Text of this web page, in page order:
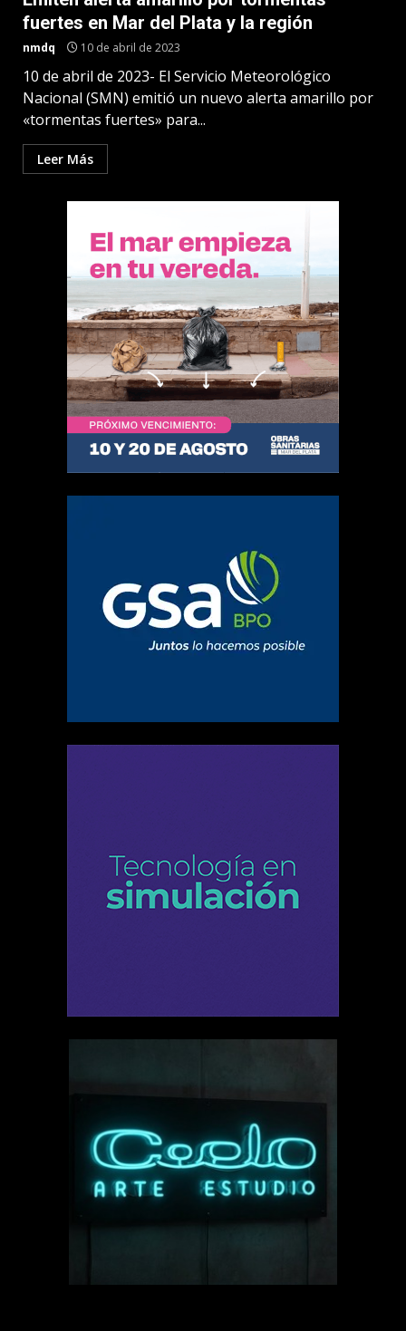
fuertes en Mar del Plata y la región
nmdq 10 de abril de 2023
10 de abril de 2023- El Servicio Meteorológico
Nacional (SMN) emitió un nuevo alerta amarillo por
«tormentas fuertes» para...
Leer Más